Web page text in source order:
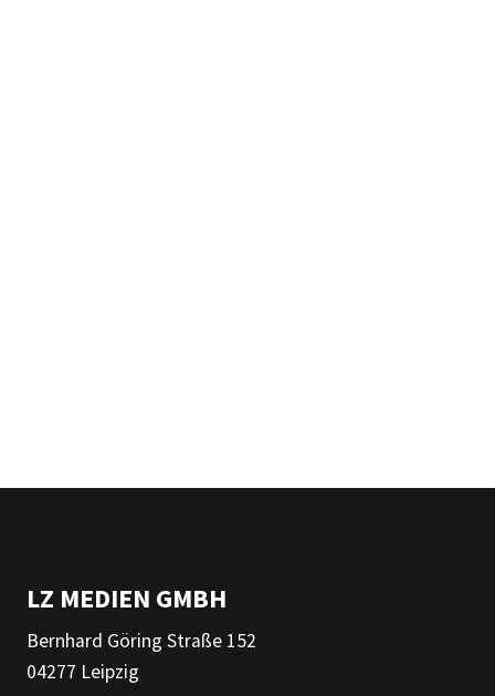
LZ MEDIEN GMBH
Bernhard Göring Straße 152
04277 Leipzig